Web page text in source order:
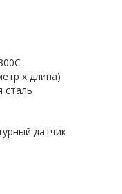
х длина)
сталь
датчик